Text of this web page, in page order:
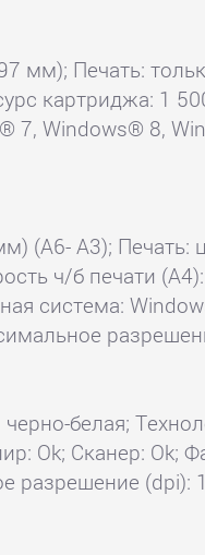
Печать:
картриджа: 1
7, Windows® 8,
A3); Печать:
ч/б печати
система:
белая;
Ok; Сканер: Ok;
(dpi):